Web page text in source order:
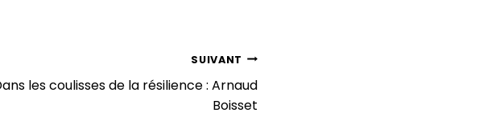
SUIVANT
les coulisses de la résilience : Arnaud
Boisset